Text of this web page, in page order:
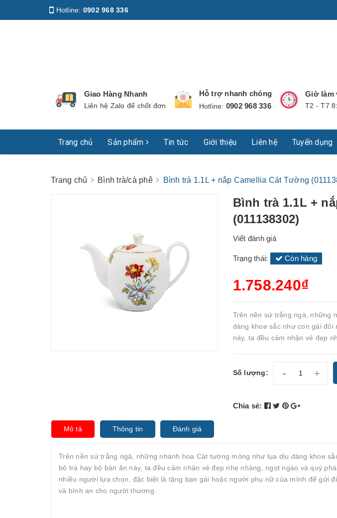
Hotline: 0902 968 336
Giao Hàng Nhanh
Liên hệ Zalo để chốt đơn
Hỗ trợ nhanh chóng
Hotline: 0902 968 336
Giờ làm
T2 - T7
Trang chủ Sản phẩm Tin tức Giới thiệu Liên hệ Tuyển dụng
Trang chủ Bình trà/cà phê Bình trà 1.1L + nắp Camellia Cát Tường
Bình trà 1.1L +
(011138302)
Viết đánh giá
Trạng thái: Còn hàng
1.758.240₫
Trên nền sứ trắng ngà, những
dàng khoe sắc như con gái
này, ta đều cảm nhận vẻ đẹp
Số lượng: - +
Chia sẻ:
Mô tả Thông tin Đánh giá
Trên nền sứ trắng ngà, những nhành hoa Cát tường mỏng như lụa dịu dàng khoe
bộ trà hay bộ bàn ăn này, ta đều cảm nhận vẻ đẹp nhẹ nhàng, ngọt ngào và quý
nhiều người lựa chọn, đặc biệt là tặng bạn gái hoặc người phụ nữ của mình để gửi
và bình an cho người thương.